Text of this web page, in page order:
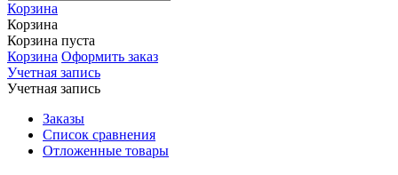
Корзина
Корзина
Корзина пуста
Корзина Оформить заказ
Учетная запись
Учетная запись
Заказы
Список сравнения
Отложенные товары